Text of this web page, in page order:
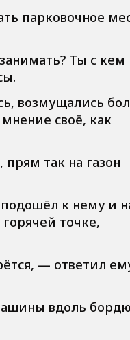
парковочное
Ты с кем
возмущались
своё, как
так на газон
к нему и
точке,
— ответил
вдоль